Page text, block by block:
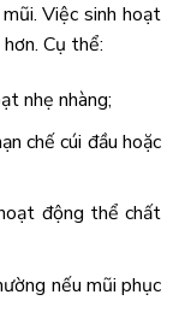
Việc sinh hoạt
Cụ thể:
nhẹ nhàng;
chế cúi đầu hoặc
động thể chất
nếu mũi phục